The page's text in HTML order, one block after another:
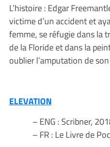
L’histoire : Edgar
victime d’un accident et
femme, se réfugie dans la
de la Floride et dans la
oublier l’amputation de
ELEVATION
– ENG : Scribner,
– FR : Le Livre de